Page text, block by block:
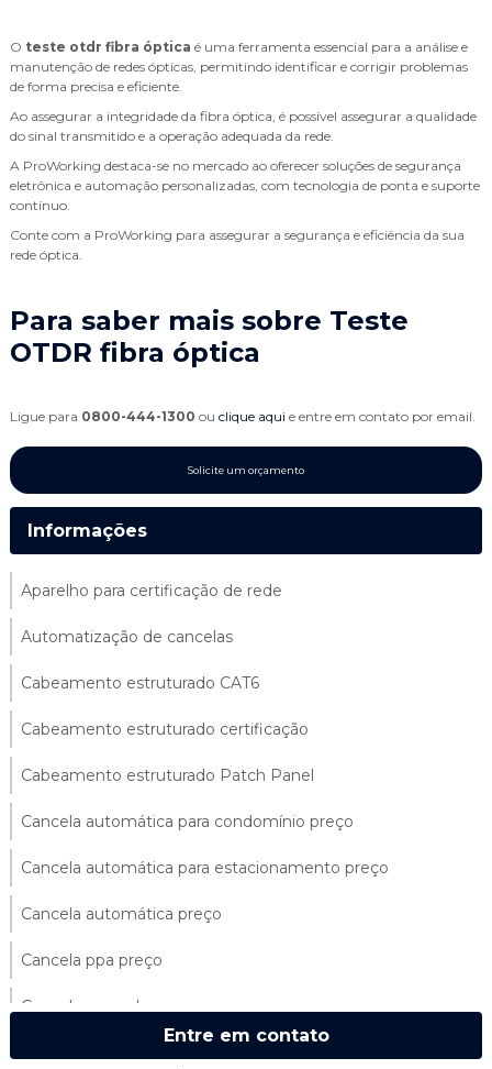
O teste otdr fibra óptica é uma ferramenta essencial para a análise e
manutenção de redes ópticas, permitindo identificar e corrigir problemas
de forma precisa e eficiente.
Ao assegurar a integridade da fibra óptica, é possível assegurar a qualidade
do sinal transmitido e a operação adequada da rede.
A ProWorking destaca-se no mercado ao oferecer soluções de segurança
eletrônica e automação personalizadas, com tecnologia de ponta e suporte
contínuo.
Conte com a ProWorking para assegurar a segurança e eficiência da sua
rede óptica.
Para saber mais sobre Teste
OTDR fibra óptica
Ligue para 0800-444-1300 ou clique aqui e entre em contato por email.
Solicite um orçamento
Informações
Aparelho para certificação de rede
Automatização de cancelas
Cabeamento estruturado CAT6
Cabeamento estruturado certificação
Cabeamento estruturado Patch Panel
Cancela automática para condomínio preço
Cancela automática para estacionamento preço
Cancela automática preço
Cancela ppa preço
Cancela ppa valor
Entre em contato